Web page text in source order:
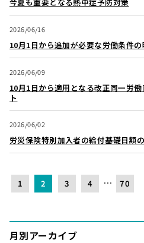
今夏も重要となる熱中症予防対策
2026/06/16
10月1日から追加が必要な労働条件の
2026/06/09
10月1日から適用となる改正同一労
ト
2026/06/02
労災保険特別加入者の給付基礎日額
1 2 3 4 … 70
月別アーカイブ